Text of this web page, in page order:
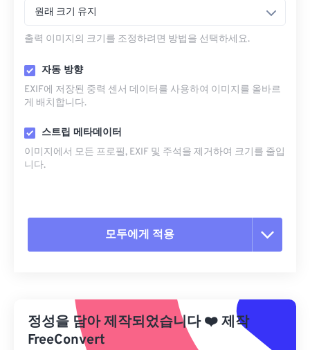
원래 크기 유지
출력 이미지의 크기를 조정하려면 방법을 선택하세요.
자동 방향
EXIF에 저장된 중력 센서 데이터를 사용하여 이미지를 올바르
게 배치합니다.
스트립 메타데이터
이미지에서 모든 프로필, EXIF ​​및 주석을 제거하여 크기를 줄입
니다.
모두에게 적용
사전 설정에서 적용
사전 설정으로 저장
정성을 담아 제작되었습니다❤️제작
FreeConvert